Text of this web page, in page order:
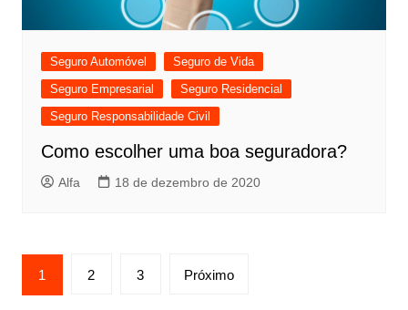
Seguro Automóvel
Seguro de Vida
Seguro Empresarial
Seguro Residencial
Seguro Responsabilidade Civil
Como escolher uma boa seguradora?
Alfa 18 de dezembro de 2020
Paginação
de
1 2 3 Próximo